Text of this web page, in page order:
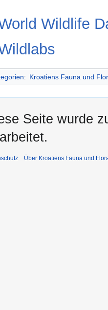
Wildlife
: Kroatiens Fauna und
Seite wurde
Über Kroatiens Fauna und